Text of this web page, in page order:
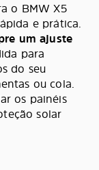
o BMW X5
e prática.
um ajuste
para
do seu
ou cola.
os painéis
solar